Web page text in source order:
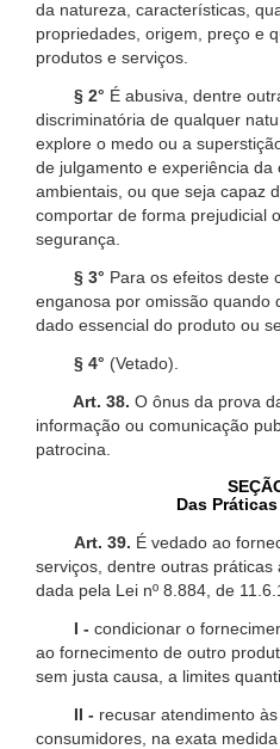
da natureza, características,
propriedades, origem, preço e
produtos e serviços.
§ 2° É abusiva, dentre
discriminatória de qualquer
explore o medo ou a
de julgamento e experiência
ambientais, ou que seja capaz
comportar de forma prejudicial
segurança.
§ 3° Para os efeitos deste
enganosa por omissão quando
dado essencial do produto ou
§ 4° (Vetado).
Art. 38. O ônus da prova
informação ou comunicação
patrocina.
Das
Art. 39. É vedado ao
serviços, dentre outras
dada pela Lei nº 8.884, de
I - condicionar o
ao fornecimento de outro
sem justa causa, a limites
II - recusar atendimento
consumidores, na exata